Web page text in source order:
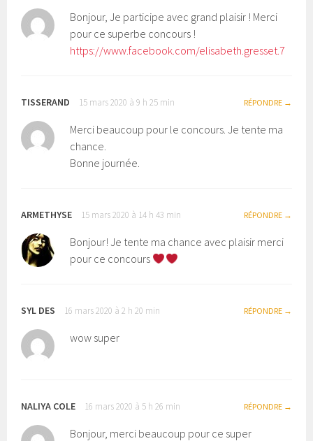
Bonjour, Je participe avec grand plaisir ! Merci
pour ce superbe concours !
https://www.facebook.com/elisabeth.gresset.7
TISSERAND 15 mars 2020 à 9 h 25 min RÉPONDRE
Merci beaucoup pour le concours. Je tente ma
chance.
Bonne journée.
ARMETHYSE 15 mars 2020 à 14 h 43 min RÉPONDRE
Bonjour! Je tente ma chance avec plaisir merci
pour ce concours
SYL DES 16 mars 2020 à 2 h 20 min RÉPONDRE
wow super
NALIYA COLE 16 mars 2020 à 5 h 26 min RÉPONDRE
Bonjour, merci beaucoup pour ce super